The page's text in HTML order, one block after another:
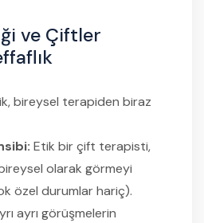
ve Çiftler
bireysel terapiden biraz
Etik bir çift terapisti,
olarak görmeyi
özel durumlar hariç).
ayrı görüşmelerin